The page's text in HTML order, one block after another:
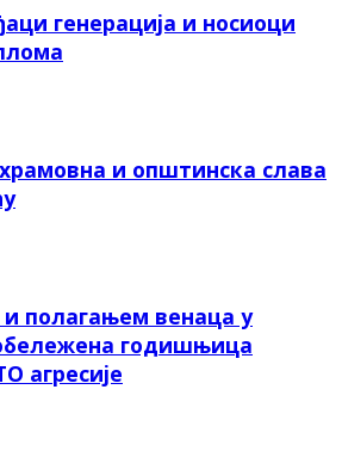
генерација и носиоци
и општинска слава
полагањем венаца у
годишњица
агресије